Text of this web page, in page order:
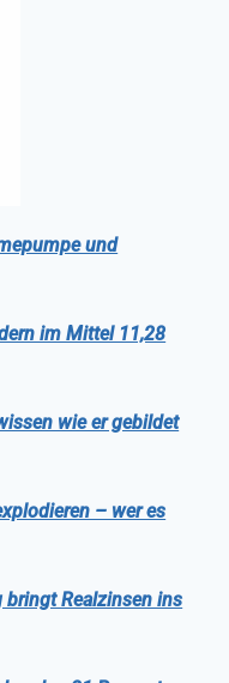
und
im Mittel 11,28
wie er gebildet
– wer es
bringt Realzinsen ins